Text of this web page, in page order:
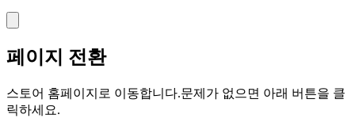
페이지 전환
스토어 홈페이지로 이동합니다.문제가 없으면 아래 버튼을 클
릭하세요.